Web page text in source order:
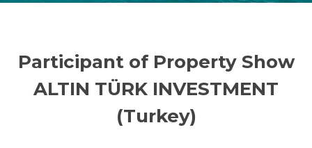
Participant of Property Show
ALTIN TÜRK INVESTMENT
(Turkey)